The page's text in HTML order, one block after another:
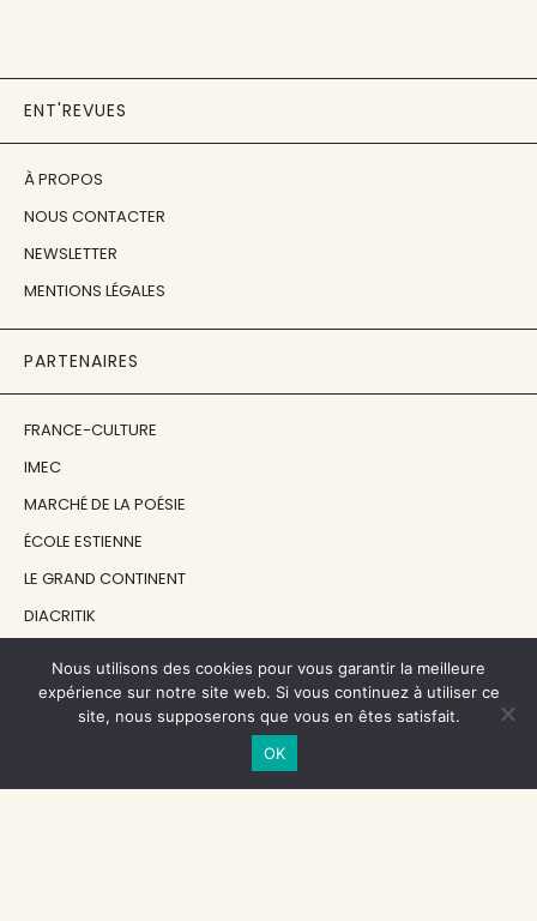
ENT'REVUES
À PROPOS
NOUS CONTACTER
NEWSLETTER
MENTIONS LÉGALES
PARTENAIRES
FRANCE-CULTURE
IMEC
MARCHÉ DE LA POÉSIE
ÉCOLE ESTIENNE
LE GRAND CONTINENT
DIACRITIK
NOS SOUTIENS
CENTRE NATIONAL DU LIVRE
Nous utilisons des cookies pour vous garantir la meilleure
expérience sur notre site web. Si vous continuez à utiliser ce
site, nous supposerons que vous en êtes satisfait.
OK